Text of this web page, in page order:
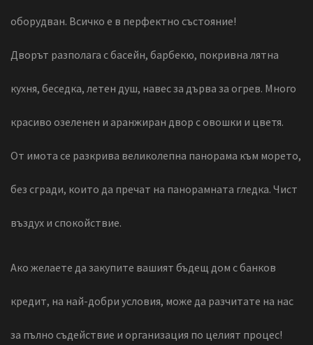
оборудван. Всичко е в перфектно състояние!
Дворът разполага с басейн, барбекю, покривна лятна
кухня, беседка, летен душ, навес за дърва за огрев. Много
красиво озеленен и аранжиран двор с овошки и цветя.
От имота се разкрива великолепна панорама към морето,
без сгради, които да пречат на панорамната гледка. Чист
въздух и спокойствие.
Ако желаете да закупите вашият бъдещ дом с банков
кредит, на най-добри условия, може да разчитате на нас
за пълно съдействие и организация по целият процес!